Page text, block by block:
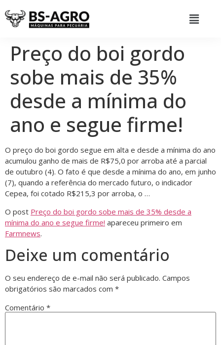
Preço do boi gordo
sobe mais de 35%
desde a mínima do
ano e segue firme!
O preço do boi gordo segue em alta e desde a mínima do ano
acumulou ganho de mais de R$75,0 por arroba até a parcial
de outubro (4). O fato é que desde a mínima do ano, em junho
(7), quando a referência do mercado futuro, o indicador
Cepea, foi cotado R$215,3 por arroba, o …
O post Preço do boi gordo sobe mais de 35% desde a
mínima do ano e segue firme! apareceu primeiro em
Farmnews.
Deixe um comentário
O seu endereço de e-mail não será publicado. Campos
obrigatórios são marcados com *
Comentário *